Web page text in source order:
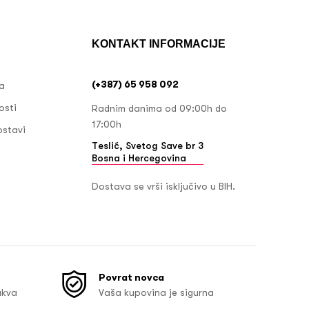
KONTAKT INFORMACIJE
(+387) 65 958 092
Radnim danima od 09:00h do
17:00h
Teslić, Svetog Save br 3
Bosna i Hercegovina
Dostava se vrši isključivo u BIH.
Povrat novca
Vaša kupovina je sigurna